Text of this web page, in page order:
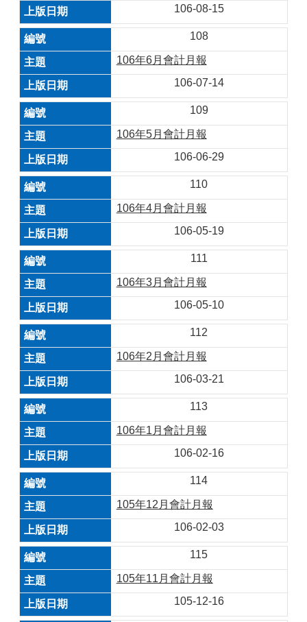
106-08-15
108
106年6月會計月報
106-07-14
109
106年5月會計月報
106-06-29
110
106年4月會計月報
106-05-19
111
106年3月會計月報
106-05-10
112
106年2月會計月報
106-03-21
113
106年1月會計月報
106-02-16
114
105年12月會計月報
106-02-03
115
105年11月會計月報
105-12-16